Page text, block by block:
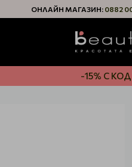
ОНЛАЙН МАГАЗИН: 0882
-15% С КОД